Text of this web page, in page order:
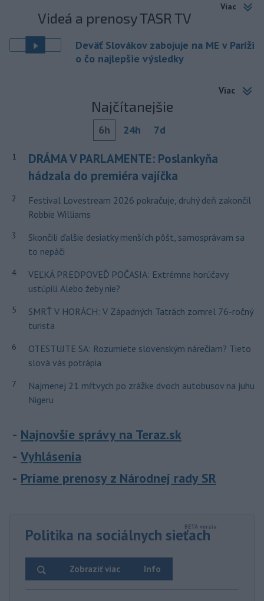
Viac
Videá a prenosy TASR TV
Deväť Slovákov zabojuje na ME v Paríži
o čo najlepšie výsledky
Viac
Najčítanejšie
6h 24h 7d
1
DRÁMA V PARLAMENTE: Poslankyňa
hádzala do premiéra vajíčka
2
Festival Lovestream 2026 pokračuje, druhý deň zakončil
Robbie Williams
3
Skončili ďalšie desiatky menších pôšt, samosprávam sa
to nepáči
4
VEĽKÁ PREDPOVEĎ POČASIA: Extrémne horúčavy
ustúpili. Alebo žeby nie?
5
SMRŤ V HORÁCH: V Západných Tatrách zomrel 76-ročný
turista
6
OTESTUJTE SA: Rozumiete slovenským nárečiam? Tieto
slová vás potrápia
7
Najmenej 21 mŕtvych po zrážke dvoch autobusov na juhu
Nigeru
Najnovšie správy na Teraz.sk
Vyhlásenia
Priame prenosy z Národnej rady SR
Politika na sociálnych sieťach
Info
Zobraziť viac